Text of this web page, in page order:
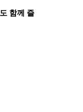
함께 즐